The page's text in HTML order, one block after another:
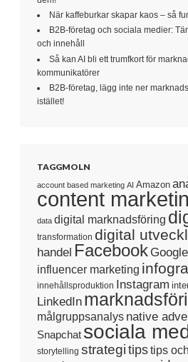
När kaffeburkar skapar kaos – så
B2B-företag och sociala medier:
och innehåll
Så kan AI bli ett trumfkort för
kommunikatörer
B2B-företag, lägg inte ner
istället!
TAGGMOLN
account based marketing AI Amazon
content
data digital marknadsföring
transformation digital
handel Facebook Google
influencer marketing
innehållsproduktion Instagram
LinkedIn
målgruppsanalys native
Snapchat sociala
storytelling strategi tipstips